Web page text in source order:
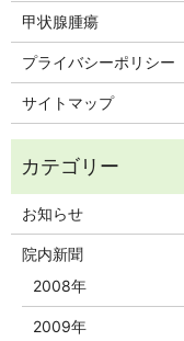
甲状腺腫瘍
プライバシーポリシー
サイトマップ
お知らせ
院内新聞
2008年
2009年